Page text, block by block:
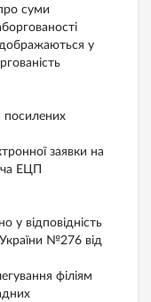
суми
у
посилених
заявки на
ЕЦП
у відповідність
України №276 від
філіям